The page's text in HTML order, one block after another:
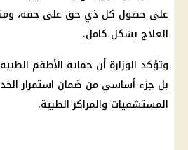
على حصول كل ذي حق على حقه،
العلاج بشكل كامل.
وتؤكد الوزارة أن حماية الأطقم الطبية
بل جزء أساسي من ضمان استمرار
المستشفيات والمراكز الطبية.